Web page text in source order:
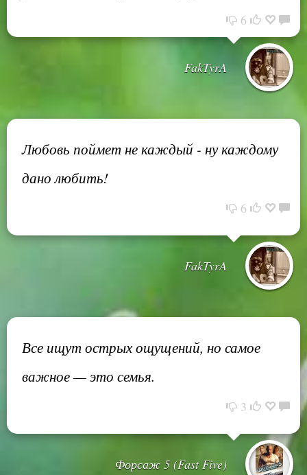
6
FakTyrA
Любовь поймет не каждый - ну каждому
дано любить!
6
FakTyrA
Все ищут острых ощущений, но самое
важное — это семья.
3
Форсаж 5 (Fast Five)